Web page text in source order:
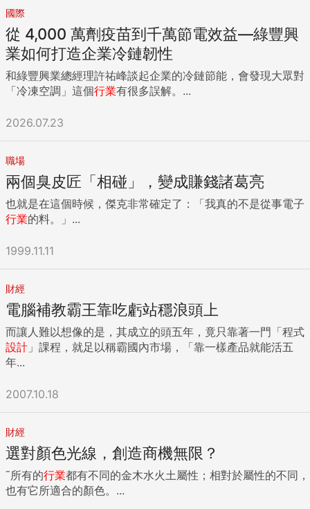
國際
從 4,000 萬劑疫苗到千萬節電效益—綠豐興
業如何打造企業冷鏈韌性
和綠豐興業總經理許祐峰談起企業的冷鏈節能，會發現大眾對
「冷凍空調」這個行業有很多誤解。...
2026.07.23
職場
兩個臭皮匠「相碰」，變成賺錢諸葛亮
也就是在這個時候，傑克非常確定了：「我真的不是從事電子
行業的料。」...
1999.11.11
財經
電腦補教霸王靠吃虧站穩浪頭上
而讓人難以想像的是，其成立的頭五年，竟只靠著一門「程式
設計 」課程，就足以稱霸國內市場，「靠一樣產品就能活五
年...
2007.10.18
財經
選對顏色光線，創造商機無限？
ˉ所有的行業都有不同的金木水火土屬性；相對於屬性的不同，
也有它所適合的顏色。...